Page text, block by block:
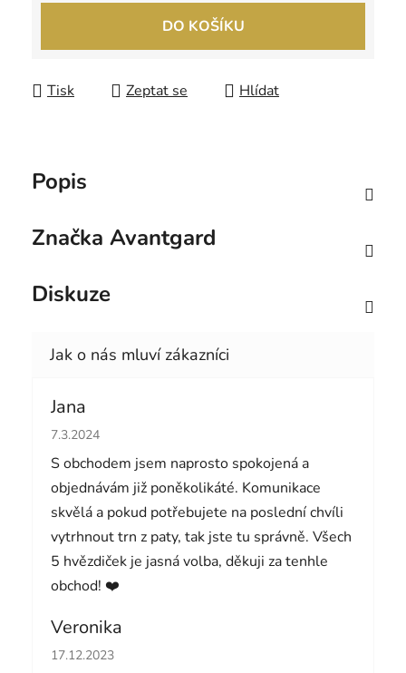
DO KOŠÍKU
Tisk Zeptat se Hlídat
Popis
Značka Avantgard
Diskuze
Jana
Hodnocení obchodu je 5 z 5 hvězdiček.
7.3.2024
S obchodem jsem naprosto spokojená a
objednávám již poněkolikáté. Komunikace
skvělá a pokud potřebujete na poslední chvíli
vytrhnout trn z paty, tak jste tu správně. Všech
5 hvězdiček je jasná volba, děkuji za tenhle
obchod! ❤️
Veronika
Hodnocení obchodu je 5 z 5 hvězdiček.
17.12.2023